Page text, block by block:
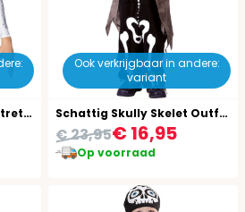
Sexy Skelet Jurkje Wit Stretch
Ook verkrijgbaar in andere:
variant
Schattig Skully Skelet Outfit Kind
€ 16,95
€ 23,95
Op voorraad